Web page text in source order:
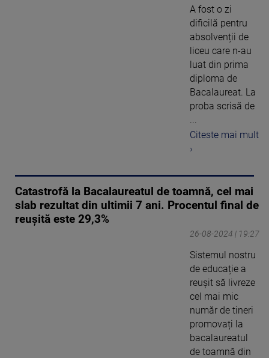
A fost o zi
dificilă pentru
absolvenții de
liceu care n-au
luat din prima
diploma de
Bacalaureat. La
proba scrisă de
...
Citeste mai mult
›
Catastrofă la Bacalaureatul de toamnă, cel mai
slab rezultat din ultimii 7 ani. Procentul final de
reușită este 29,3%
26-08-2024 | 19:27
Sistemul nostru
de educație a
reușit să livreze
cel mai mic
număr de tineri
promovați la
bacalaureatul
de toamnă din